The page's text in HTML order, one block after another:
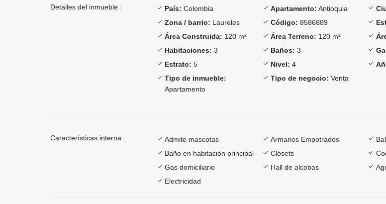
Detalles del inmueble : País: Colombia Apartamento: Antioquia
Zona / barrio: Laureles Código: 8586889
Área Construida: 120 m² Área Terreno: 120 m²
Habitaciones: 3 Baños: 3
Estrato: 5 Nivel: 4
Tipo de inmueble:
Apartamento
Tipo de negocio: Venta
Características interna : Admite mascotas Armarios Empotrados
Baño en habitación principal
Clósets
Gas domiciliario
Hall de alcobas
Electricidad